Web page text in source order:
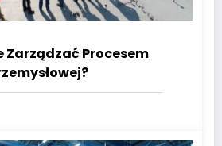
Zarządzać Procesem